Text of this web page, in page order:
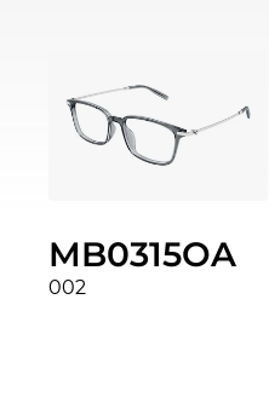
MB0315OA
002